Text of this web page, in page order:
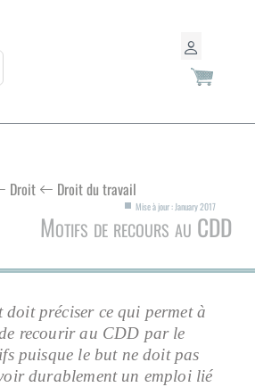
Droit Droit du travail
Mise à jour : January 2017
Motifs de recours au CDD
doit préciser ce qui permet à
recourir au CDD par le
puisque le but ne doit pas
durablement un emploi lié